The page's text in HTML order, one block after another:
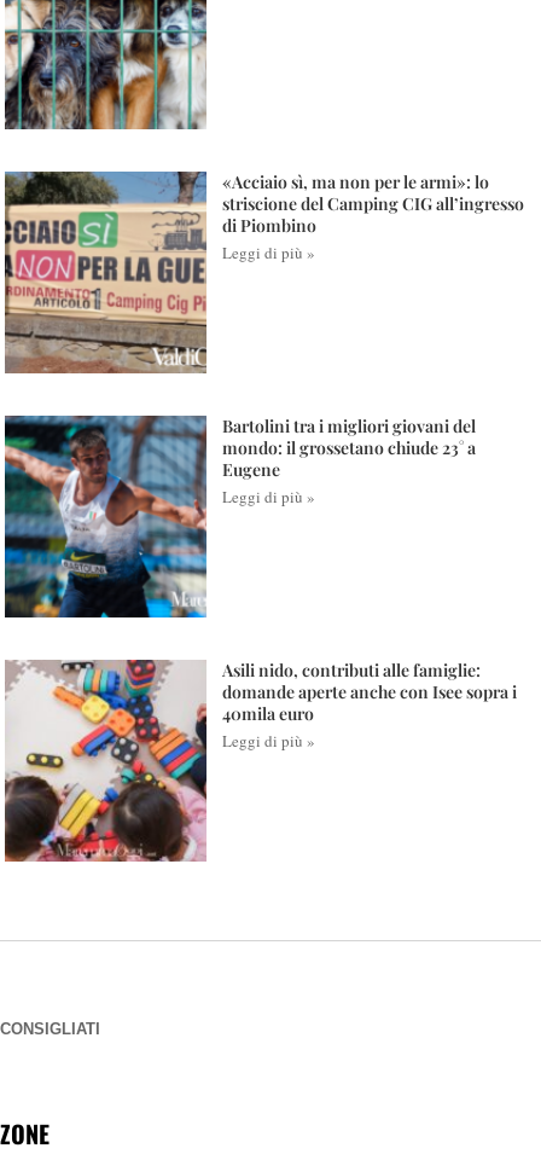
«Acciaio sì, ma non per le armi»: lo
striscione del Camping CIG all’ingresso
di Piombino
Leggi di più »
Bartolini tra i migliori giovani del
mondo: il grossetano chiude 23° a
Eugene
Leggi di più »
Asili nido, contributi alle famiglie:
domande aperte anche con Isee sopra i
40mila euro
Leggi di più »
CONSIGLIATI
ZONE